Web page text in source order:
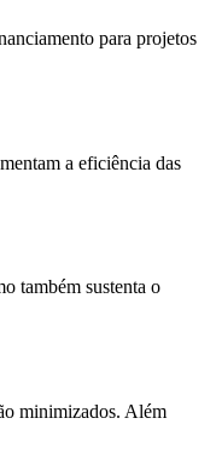
para projetos
a eficiência das
também sustenta o
minimizados. Além